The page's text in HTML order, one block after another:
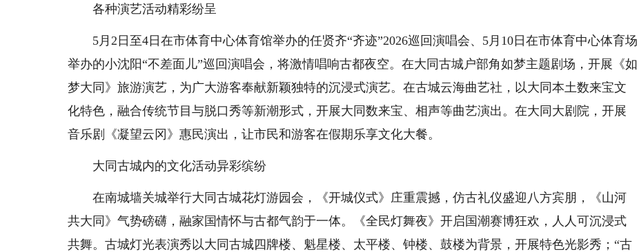
各种演艺活动精彩纷呈
5月2日至4日在市体育中心体育馆举办的任贤齐“齐迹”2026巡回演唱会、5月10日在市体育中心体育场
举办的小沈阳“不差面儿”巡回演唱会，将激情唱响古都夜空。在大同古城户部角如梦主题剧场，开展《如
梦大同》旅游演艺，为广大游客奉献新颖独特的沉浸式演艺。在古城云海曲艺社，以大同本土数来宝文
化特色，融合传统节目与脱口秀等新潮形式，开展大同数来宝、相声等曲艺演出。在大同大剧院，开展
音乐剧《凝望云冈》惠民演出，让市民和游客在假期乐享文化大餐。
大同古城内的文化活动异彩缤纷
在南城墙关城举行大同古城花灯游园会，《开城仪式》庄重震撼，仿古礼仪盛迎八方宾朋，《山河
共大同》气势磅礴，融家国情怀与古都气韵于一体。《全民灯舞夜》开启国潮赛博狂欢，人人可沉浸式
共舞。古城灯光表演秀以大同古城四牌楼、魁星楼、太平楼、钟楼、鼓楼为背景，开展特色光影秀；“古